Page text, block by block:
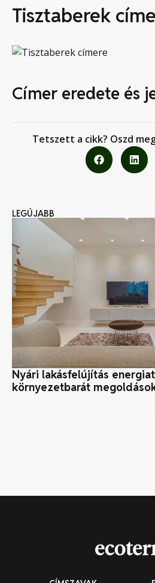
Tisztaberek
Címer eredete és
Tetszett a cikk? Oszd
LEGÚJABB
Nyári lakásfelújítás
környezetbarát